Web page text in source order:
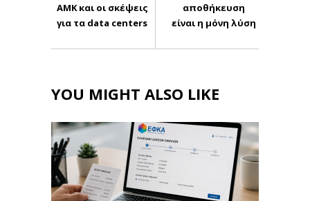
ΑΜΚ και οι σκέψεις
για τα data centers
αποθήκευση
είναι η μόνη λύση
YOU MIGHT ALSO LIKE